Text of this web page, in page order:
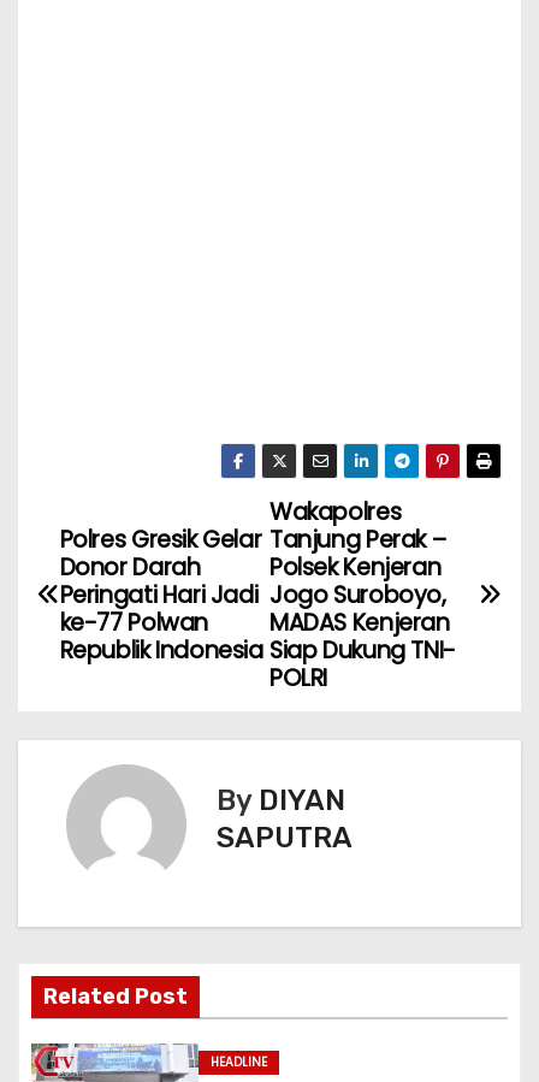
Wakapolres
Tanjung Perak –
Polsek Kenjeran
Jogo Suroboyo,
MADAS Kenjeran
Siap Dukung TNI-
POLRI
Polres Gresik Gelar
Donor Darah
Peringati Hari Jadi
ke-77 Polwan
Republik Indonesia
By DIYAN
SAPUTRA
Related Post
HEADLINE